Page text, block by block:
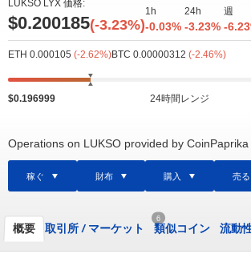
LUKSO LYX 価格:
$0.200185(-3.23%)
1h
-0.03%
24h
-3.23%
週
-
ETH 0.000105 (-2.62%)BTC 0.00000312 (-2.46%)
$0.196999 24時間レンジ
Operations on LUKSO provided by CoinPaprika
稼ぐ 財布 購入 売る
概要 取引所 /マーケット
6
類似コイン 流動